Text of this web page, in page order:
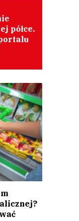
półce.